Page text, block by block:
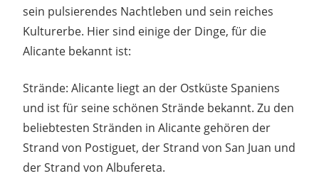
sein pulsierendes Nachtleben und sein reiches
Kulturerbe. Hier sind einige der Dinge, für die
Alicante bekannt ist:
Strände: Alicante liegt an der Ostküste Spaniens
und ist für seine schönen Strände bekannt. Zu den
beliebtesten Stränden in Alicante gehören der
Strand von Postiguet, der Strand von San Juan und
der Strand von Albufereta.